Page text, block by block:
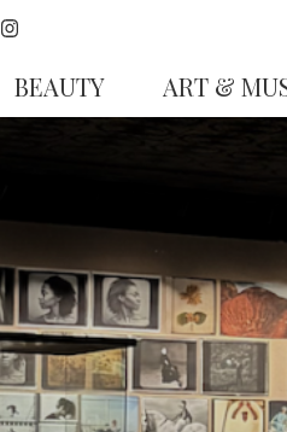
BEAUTY ART &